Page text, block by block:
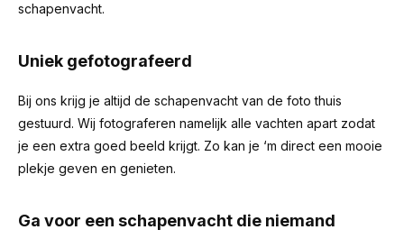
schapenvacht.
Uniek gefotografeerd
Bij ons krijg je altijd de schapenvacht van de foto thuis
gestuurd. Wij fotograferen namelijk alle vachten apart zodat
je een extra goed beeld krijgt. Zo kan je ‘m direct een mooie
plekje geven en genieten.
Ga voor een schapenvacht die niemand